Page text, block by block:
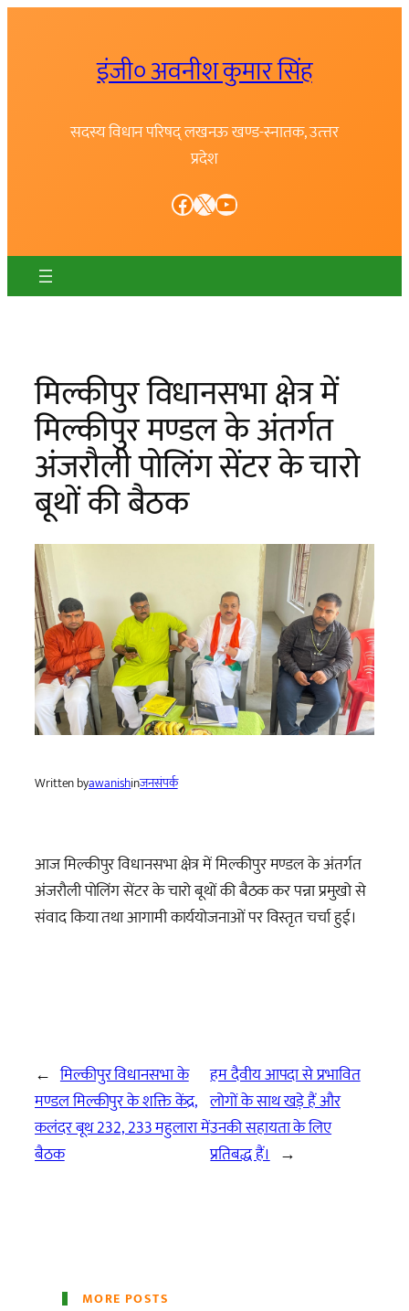
इंजी० अवनीश कुमार सिंह
सदस्य विधान परिषद् लखनऊ खण्ड-स्नातक, उत्त्तर
प्रदेश
Facebook X YouTube
मिल्कीपुर विधानसभा क्षेत्र में
मिल्कीपुर मण्डल के अंतर्गत
अंजरौली पोलिंग सेंटर के चारो
बूथों की बैठक
Written byawanishinजनसंपर्क
आज मिल्कीपुर विधानसभा क्षेत्र में मिल्कीपुर मण्डल के अंतर्गत
अंजरौली पोलिंग सेंटर के चारो बूथों की बैठक कर पन्ना प्रमुखो से
संवाद किया तथा आगामी कार्ययोजनाओं पर विस्तृत चर्चा हुई।
← मिल्कीपुर विधानसभा के
मण्डल मिल्कीपुर के शक्ति केंद्र,
कलंदर बूथ 232, 233 महुलारा में
बैठक
हम दैवीय आपदा से प्रभावित
लोगों के साथ खड़े हैं और
उनकी सहायता के लिए
प्रतिबद्ध हैं। →
MORE POSTS